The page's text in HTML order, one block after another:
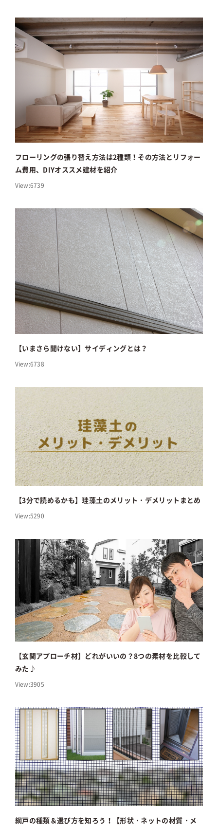
フローリングの張り替え方法は2種類！その方法とリフォー
ム費用、DIYオススメ建材を紹介
View:6739
【いまさら聞けない】サイディングとは？
View:6738
【3分で読めるかも】珪藻土のメリット・デメリットまとめ
View:5290
【玄関アプローチ材】どれがいいの？8つの素材を比較して
みた♪
View:3905
網戸の種類＆選び方を知ろう！【形状・ネットの材質・メ